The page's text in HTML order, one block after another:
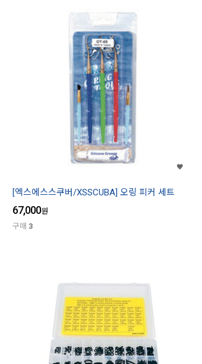
[엑스에스스쿠버/XSSCUBA] 오링 피커 세트
67,000원
구매 3